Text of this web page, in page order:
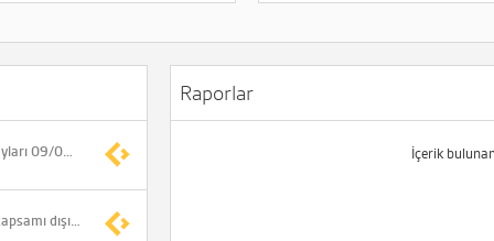
HEDEF ve CWENE payları 09/09/2026 tarihli işlemlere (seans sonuna) kadar açığa satışa ve kredili işlemlere konu edilemeyecek
ANALİZ- Araştırma kapsamı dışı seçilmiş şirket finansalları (Deniz Yatırım)
Raporlar
İçerik